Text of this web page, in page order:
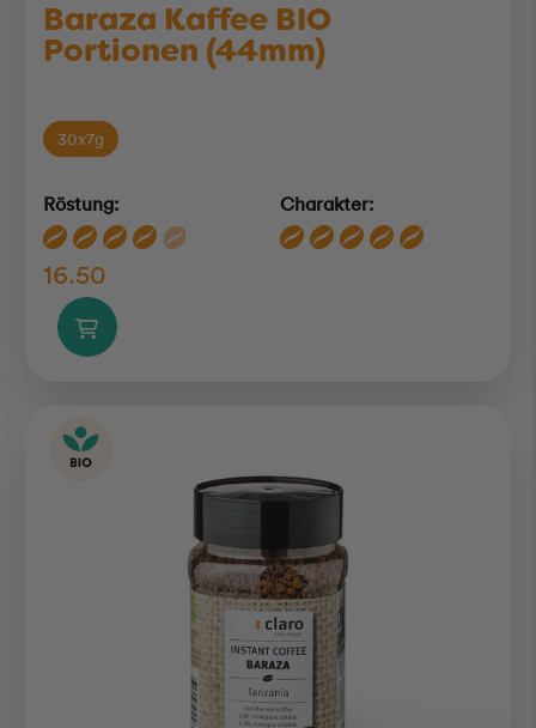
Baraza Kaffee BIO
Portionen (44mm)
30x7g
Röstung: Charakter:
16.50